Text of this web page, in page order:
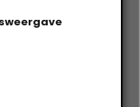
Excl. btw